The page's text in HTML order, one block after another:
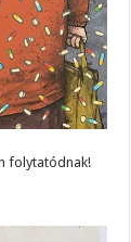
folytatódnak!